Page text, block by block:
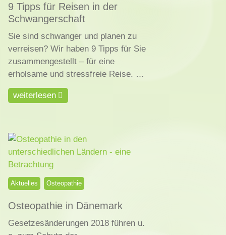
9 Tipps für Reisen in der
Schwangerschaft
Sie sind schwanger und planen zu
verreisen? Wir haben 9 Tipps für Sie
zusammengestellt – für eine
erholsame und stressfreie Reise. …
weiterlesen
Aktuelles Osteopathie
Osteopathie in Dänemark
Gesetzesänderungen 2018 führen u.